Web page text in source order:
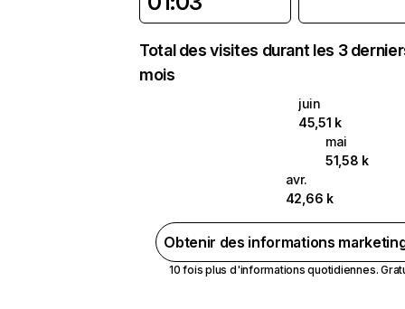
Total des visites durant les 3
mois
juin
45,51 k
mai
51,58 k
avr.
42,66 k
Obtenir des informations
10 fois plus d'informations quotidiennes.